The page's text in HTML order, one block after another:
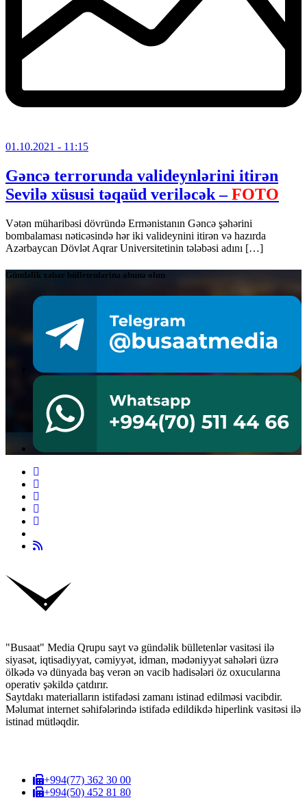
01.10.2021 - 11:15
Gəncə terrorunda valideynlərini itirən
Sevilə xüsusi təqaüd veriləcək –FOTO
Vətən müharibəsi dövründə Ermənistanın Gəncə şəhərini
bombalaması nəticəsində hər iki valideynini itirən və hazırda
Azərbaycan Dövlət Aqrar Universitetinin tələbəsi adını […]
Gündəlik xəbər bülletenlərinə abunə olun
"Busaat" Media Qrupu sayt və gündəlik bülletenlər vasitəsi ilə
siyasət, iqtisadiyyat, cəmiyyət, idman, mədəniyyət sahələri üzrə
ölkədə və dünyada baş verən ən vacib hadisələri öz oxucularına
operativ şəkildə çatdırır.
Saytdakı materialların istifadəsi zamanı istinad edilməsi vacibdir.
Məlumat internet səhifələrində istifadə edildikdə hiperlink vasitəsi ilə
istinad mütləqdir.
+994(77) 362 30 00
+994(50) 452 81 80